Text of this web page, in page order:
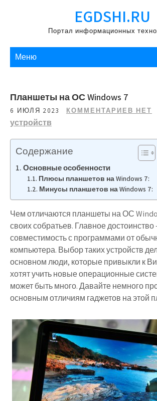
содержимому
EGDSHI.RU
Портал информационных
Меню
Планшеты на ОС Windows 7
6 ИЮЛЯ 2023 КОММЕНТАРИЕВ НЕТ
устройств
Содержание
Основные особенности
Плюсы планшетов на Windows 7:
Минусы планшетов на Windows 7:
Чем отличаются планшеты на ОС
своих собратьев. Главное достоинство
совместимость с программами от
компьютера. Выбор таких устройств
основном люди, которые привыкли к
хотят учить новые операционные
может быть много. Давайте немного
основным отличиям гаджетов на этой